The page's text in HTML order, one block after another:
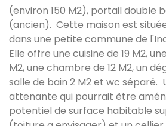
(environ 150 M2), portail double
(ancien). Cette maison est située
dans une petite commune de
Elle offre une cuisine de 19 M2,
M2, une chambre de 12 M2, un
salle de bain 2 M2 et wc séparé.
attenante qui pourrait être
potentiel de surface habitable